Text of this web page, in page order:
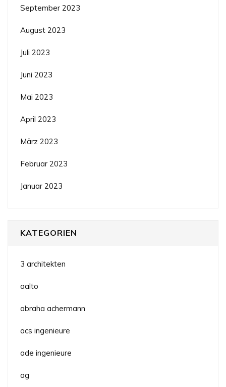
September 2023
August 2023
Juli 2023
Juni 2023
Mai 2023
April 2023
März 2023
Februar 2023
Januar 2023
KATEGORIEN
3 architekten
aalto
abraha achermann
acs ingenieure
ade ingenieure
ag